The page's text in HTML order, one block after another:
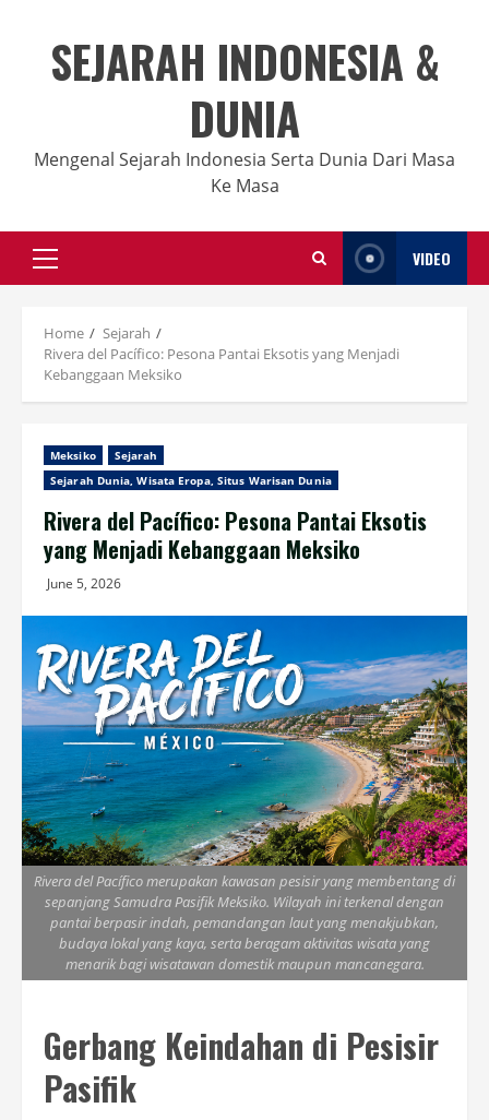
contentSEJARAH INDONESIA &
DUNIA
Mengenal Sejarah Indonesia Serta Dunia Dari Masa
Ke Masa
Primary
Menu
VIDEO
Home
Sejarah
Rivera del Pacífico: Pesona Pantai Eksotis yang Menjadi
Kebanggaan Meksiko
Meksiko
Sejarah
Sejarah Dunia, Wisata Eropa, Situs Warisan Dunia
Rivera del Pacífico: Pesona Pantai Eksotis
yang Menjadi Kebanggaan Meksiko
June 5, 2026
Rivera del Pacífico merupakan kawasan pesisir yang membentang di
sepanjang Samudra Pasifik Meksiko. Wilayah ini terkenal dengan
pantai berpasir indah, pemandangan laut yang menakjubkan,
budaya lokal yang kaya, serta beragam aktivitas wisata yang
menarik bagi wisatawan domestik maupun mancanegara.
Gerbang Keindahan di Pesisir
Pasifik